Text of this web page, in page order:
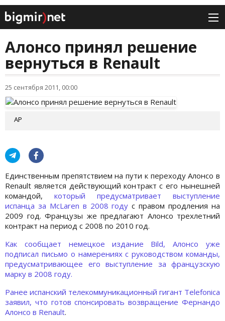
Алонсо принял решение
вернуться в Renault
25 сентября 2011, 00:00
АР
Единственным препятствием на пути к переходу Алонсо в
Renault является действующий контракт с его нынешней
командой, который предусматривает выступление
испанца за McLaren в 2008 годус правом продления на
2009 год. Французы же предлагают Алонсо трехлетний
контракт на период с 2008 по 2010 год.
Как сообщает немецкое издание Bild, Алонсо уже
подписал письмо о намерениях с руководством команды,
предусматривающее его выступление за французскую
марку в 2008 году.
Ранее испанский телекоммуникационный гигант Telefonica
заявил, что готов спонсировать возвращение Фернандо
Алонсо в Renault.